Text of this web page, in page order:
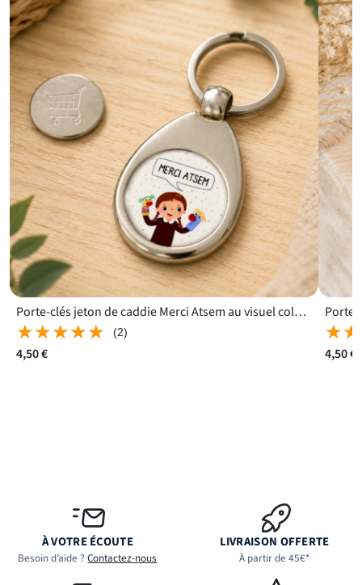
Porte-clés jeton de caddie Merci Atsem au visuel coloré facile à repérer
★★★★★
★★★★★ (2)
4,50 € 4,50 €
À VOTRE ÉCOUTE
Besoin d’aide ?Contactez-nous
LIVRAISON OFFERTE
À partir de 45€*